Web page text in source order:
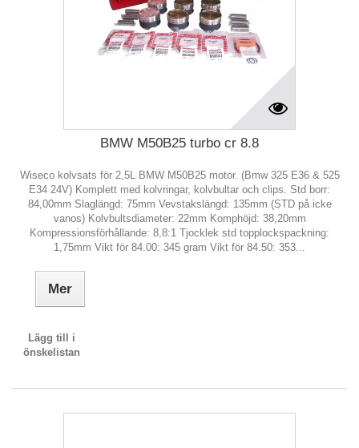
BMW M50B25 turbo cr 8.8
Wiseco kolvsats för 2,5L BMW M50B25 motor. (Bmw 325 E36 & 525
E34 24V) Komplett med kolvringar, kolvbultar och clips. Std borr:
84,00mm Slaglängd: 75mm Vevstakslängd: 135mm (STD på icke
vanos) Kolvbultsdiameter: 22mm Komphöjd: 38,20mm
Kompressionsförhållande: 8,8:1 Tjocklek std topplockspackning:
1,75mm Vikt för 84.00: 345 gram Vikt för 84.50: 353...
Mer
Lägg till i
önskelistan